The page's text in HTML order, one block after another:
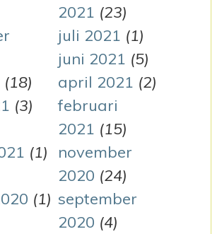
2021 (23)
juli 2021 (1)
juni 2021 (5)
(18) april 2021 (2)
(3)
februari
2021 (15)
(1)
november
2020 (24)
(1) september
2020 (4)